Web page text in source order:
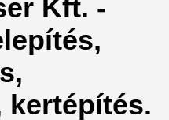
Kft. -
kertépítés.